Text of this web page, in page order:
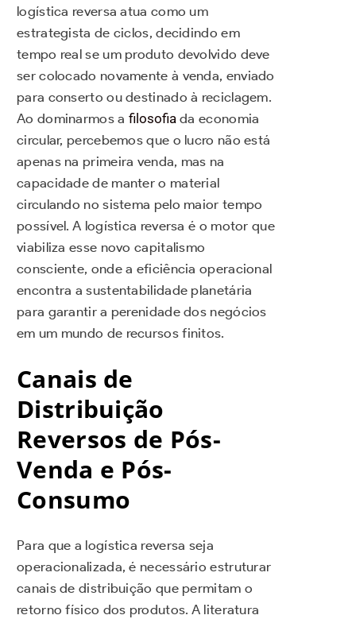
logística reversa atua como um
estrategista de ciclos, decidindo em
tempo real se um produto devolvido deve
ser colocado novamente à venda, enviado
para conserto ou destinado à reciclagem.
Ao dominarmos a filosofiada economia
circular, percebemos que o lucro não está
apenas na primeira venda, mas na
capacidade de manter o material
circulando no sistema pelo maior tempo
possível. A logística reversa é o motor que
viabiliza esse novo capitalismo
consciente, onde a eficiência operacional
encontra a sustentabilidade planetária
para garantir a perenidade dos negócios
em um mundo de recursos finitos.
Canais de
Distribuição
Reversos de Pós-
Venda e Pós-
Consumo
Para que a logística reversa seja
operacionalizada, é necessário estruturar
canais de distribuição que permitam o
retorno físico dos produtos. A literatura